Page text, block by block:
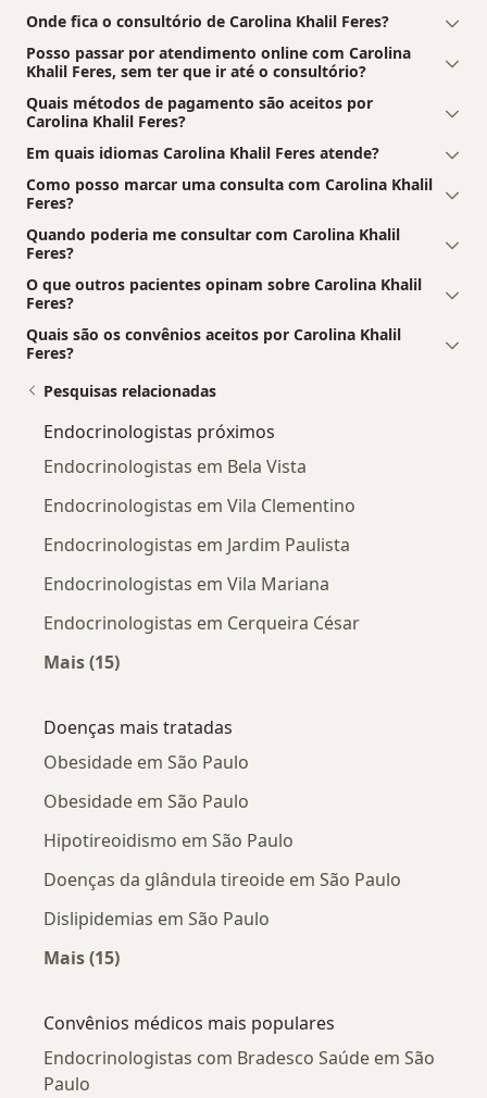
Onde fica o consultório de Carolina Khalil Feres?
Posso passar por atendimento online com Carolina
Khalil Feres, sem ter que ir até o consultório?
Quais métodos de pagamento são aceitos por
Carolina Khalil Feres?
Em quais idiomas Carolina Khalil Feres atende?
Como posso marcar uma consulta com Carolina Khalil
Feres?
Quando poderia me consultar com Carolina Khalil
Feres?
O que outros pacientes opinam sobre Carolina Khalil
Feres?
Quais são os convênios aceitos por Carolina Khalil
Feres?
Pesquisas relacionadas
Endocrinologistas próximos
Endocrinologistas em Bela Vista
Endocrinologistas em Vila Clementino
Endocrinologistas em Jardim Paulista
Endocrinologistas em Vila Mariana
Endocrinologistas em Cerqueira César
Mais (15)
Doenças mais tratadas
Obesidade em São Paulo
Obesidade em São Paulo
Hipotireoidismo em São Paulo
Doenças da glândula tireoide em São Paulo
Dislipidemias em São Paulo
Mais (15)
Convênios médicos mais populares
Endocrinologistas com Bradesco Saúde em São
Paulo